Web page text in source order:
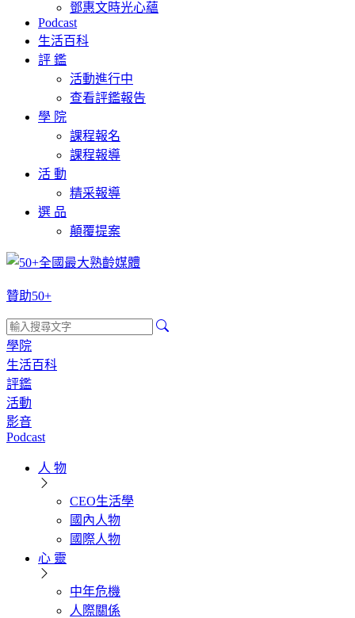
鄧惠文時光心蘊
Podcast
生活百科
評 鑑
活動進行中
查看評鑑報告
學 院
課程報名
課程報導
活 動
精采報導
選 品
顛覆提案
贊助50+
學院
生活百科
評鑑
活動
影音
Podcast
人 物
CEO生活學
國內人物
國際人物
心 靈
中年危機
人際關係